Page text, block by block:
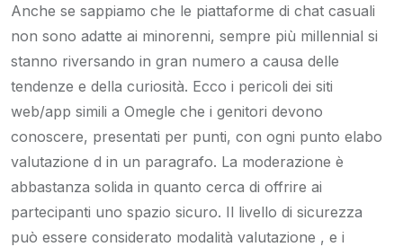
Anche se sappiamo che le piattaforme di chat casuali
non sono adatte ai minorenni, sempre più millennial si
stanno riversando in gran numero a causa delle
tendenze e della curiosità. Ecco i pericoli dei siti
web/app simili a Omegle che i genitori devono
conoscere, presentati per punti, con ogni punto elabo
valutazione d in un paragrafo. La moderazione è
abbastanza solida in quanto cerca di offrire ai
partecipanti uno spazio sicuro. Il livello di sicurezza
può essere considerato modalità valutazione , e i